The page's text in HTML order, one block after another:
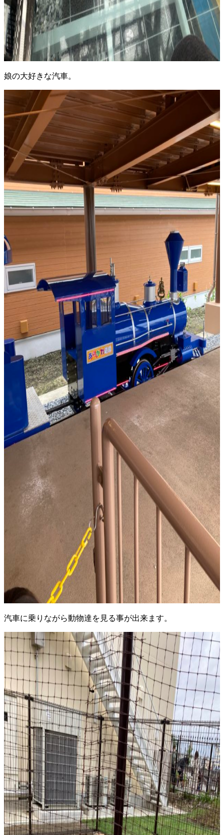
娘の大好きな汽車。
汽車に乗りながら動物達を見る事が出来ます。